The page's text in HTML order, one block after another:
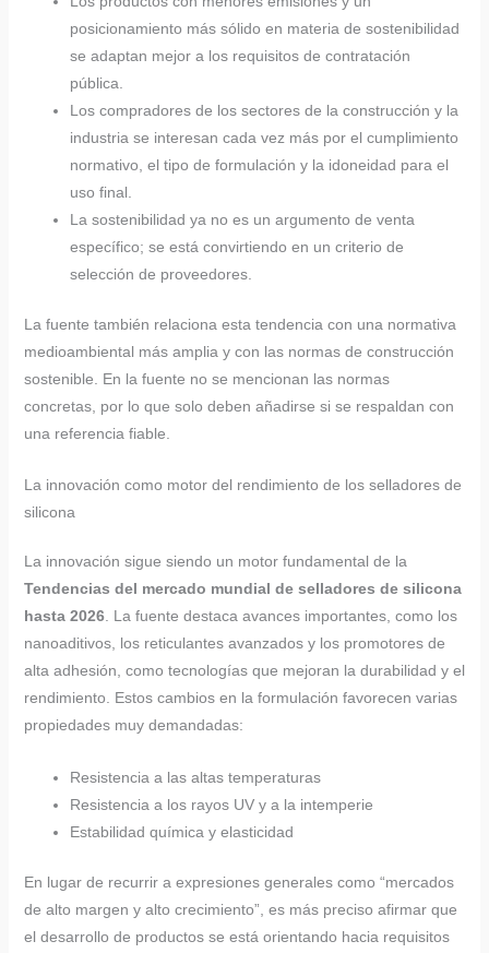
posicionamiento más sólido en materia de sostenibilidad
se adaptan mejor a los requisitos de contratación
pública.
Los compradores de los sectores de la construcción y la
industria se interesan cada vez más por el cumplimiento
normativo, el tipo de formulación y la idoneidad para el
uso final.
La sostenibilidad ya no es un argumento de venta
específico; se está convirtiendo en un criterio de
selección de proveedores.
La fuente también relaciona esta tendencia con una normativa
medioambiental más amplia y con las normas de construcción
sostenible. En la fuente no se mencionan las normas
concretas, por lo que solo deben añadirse si se respaldan con
una referencia fiable.
La innovación como motor del rendimiento de los selladores de
silicona
La innovación sigue siendo un motor fundamental de la
Tendencias del mercado mundial de selladores de silicona
hasta 2026. La fuente destaca avances importantes, como los
nanoaditivos, los reticulantes avanzados y los promotores de
alta adhesión, como tecnologías que mejoran la durabilidad y el
rendimiento. Estos cambios en la formulación favorecen varias
propiedades muy demandadas:
Resistencia a las altas temperaturas
Resistencia a los rayos UV y a la intemperie
Estabilidad química y elasticidad
En lugar de recurrir a expresiones generales como “mercados
de alto margen y alto crecimiento”, es más preciso afirmar que
el desarrollo de productos se está orientando hacia requisitos